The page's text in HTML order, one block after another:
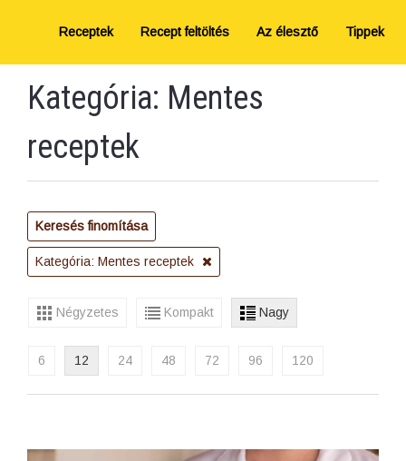
Receptek Recept feltöltés Az élesztő Tippek
Kategória: Mentes
receptek
Keresés finomítása
Kategória: Mentes receptek
Négyzetes Kompakt Nagy
6 12 24 48 72 96 120